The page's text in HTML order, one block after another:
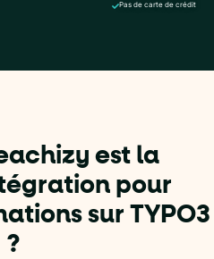
Pas de carte de crédit
est la
pour
sur TYPO3
?